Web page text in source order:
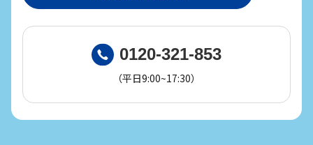
0120-321-853
（平日9:00~17:30）